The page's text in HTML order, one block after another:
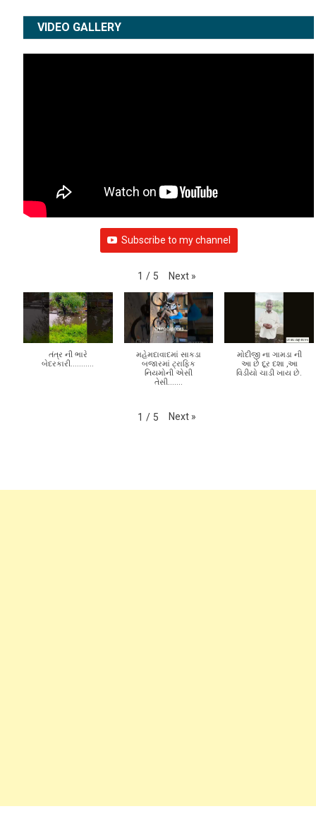
VIDEO GALLERY
Subscribe to my channel
1 / 5 Next »
તંત્ર ની ભારે
બેદરકારી...........
મહેમદાવાદમાં સાકડા
બજારમાં ટ્રાફિક
નિયમોની એસી
તેસી.......
મોદીજી ના ગામડા ની
આ છે દૂર દશા ,આ
વિડીયો ચાડી ખાય છે.
1 / 5 Next »